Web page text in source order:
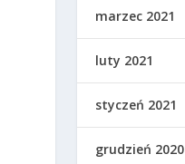
marzec 2021
luty 2021
styczeń 2021
grudzień 2020